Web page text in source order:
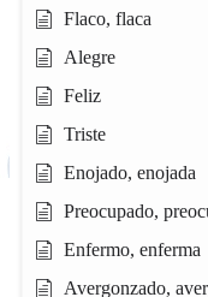
Flaco, flaca
Alegre
Feliz
Triste
Enojado, enojada
Preocupado,
Enfermo, enferma
Avergonzado,